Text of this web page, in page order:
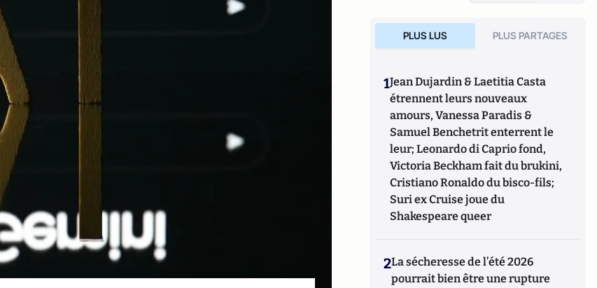
PLUS LUS PLUS PARTAGES
1Jean Dujardin & Laetitia Casta
étrennent leurs nouveaux
amours, Vanessa Paradis &
Samuel Benchetrit enterrent le
leur; Leonardo di Caprio fond,
Victoria Beckham fait du brukini,
Cristiano Ronaldo du bisco-fils;
Suri ex Cruise joue du
Shakespeare queer
2La sécheresse de l’été 2026
pourrait bien être une rupture